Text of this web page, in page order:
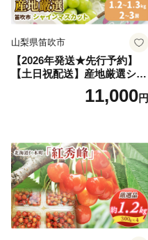
山梨県笛吹市
【2026年発送★先行予約】
【土日祝配送】産地厳選シャ
インマスカット1.2kg～1.3kg
（2房～3房）※沖縄・離島配
笛吹市 山梨県 フルーツ 果物
ぶどう 葡萄 大粒 シャインマ
スカット おすすめ シャイン
マスカット 贈答 ギフト 産地
笛吹市 シャインマスカット
笛吹 葡萄 国産 ぶどう 人気
国産 1.2kg 先行｜
11,000円